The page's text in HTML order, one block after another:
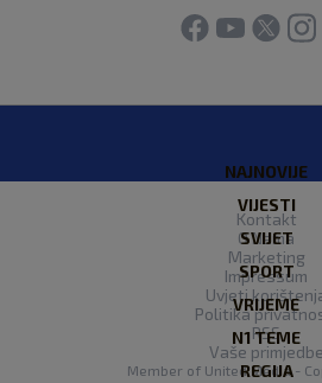
NAJNOVIJE
VIJESTI
SVIJET
SPORT
VRIJEME
N1 TEME
REGIJA
Kontakt
O Nama
Marketing
Impressum
Uvjeti
Politika
RSS
Vaše primjedbe
Member of United Media-